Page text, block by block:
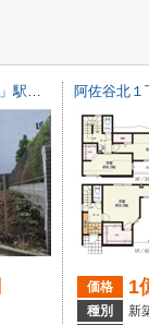
価格 1
種別
新